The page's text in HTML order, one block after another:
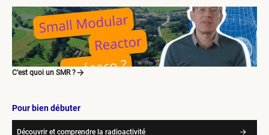
C’est quoi un SMR ?
Pour bien débuter
Découvrir et comprendre la radioactivité